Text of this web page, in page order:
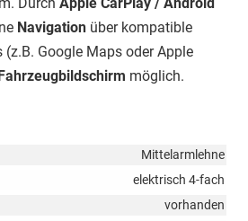
Navigation über kompatible
Google Maps oder Apple
Fahrzeugbildschirm möglich.
Mittelarmlehne
elektrisch 4-fach
vorhanden